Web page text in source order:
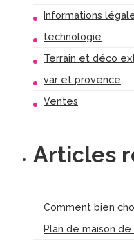
Informations
technologie
Terrain et déco
var et provence
Ventes
Articles
Comment bien
Plan de maison